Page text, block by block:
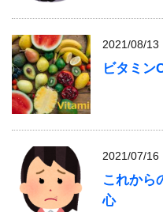
2021/08/13
ビタミン
2021/07/16
これから
心